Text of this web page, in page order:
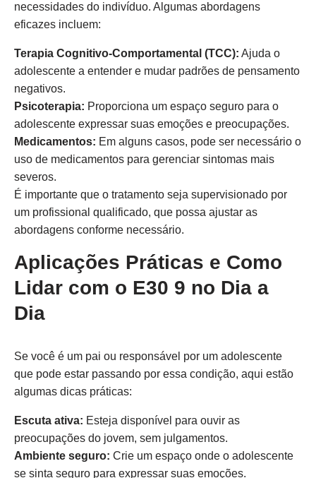
necessidades do indivíduo. Algumas abordagens
eficazes incluem:
Terapia Cognitivo-Comportamental (TCC): Ajuda o
adolescente a entender e mudar padrões de pensamento
negativos.
Psicoterapia: Proporciona um espaço seguro para o
adolescente expressar suas emoções e preocupações.
Medicamentos: Em alguns casos, pode ser necessário o
uso de medicamentos para gerenciar sintomas mais
severos.
É importante que o tratamento seja supervisionado por
um profissional qualificado, que possa ajustar as
abordagens conforme necessário.
Aplicações Práticas e Como
Lidar com o E30 9 no Dia a
Dia
Se você é um pai ou responsável por um adolescente
que pode estar passando por essa condição, aqui estão
algumas dicas práticas:
Escuta ativa: Esteja disponível para ouvir as
preocupações do jovem, sem julgamentos.
Ambiente seguro: Crie um espaço onde o adolescente
se sinta seguro para expressar suas emoções.